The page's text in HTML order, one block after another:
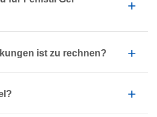
ist zu rechnen?